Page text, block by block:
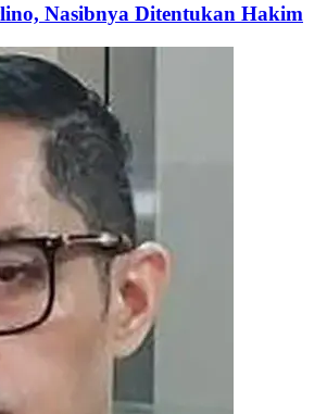
Nasibnya Ditentukan Hakim